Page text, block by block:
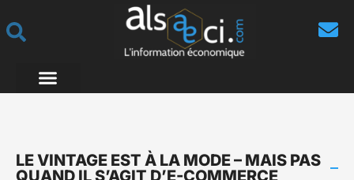
LE VINTAGE EST À LA MODE – MAIS PAS
QUAND IL S’AGIT D’E-COMMERCE